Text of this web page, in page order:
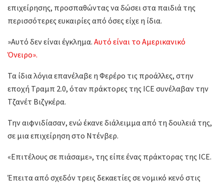
επιχείρησης, προσπαθώντας να δώσει στα παιδιά της
περισσότερες ευκαιρίες από όσες είχε η ίδια.
»Αυτό δεν είναι έγκλημα. Αυτό είναι το Αμερικανικό
Όνειρο».
Τα ίδια λόγια επανέλαβε η Φερέρο τις προάλλες, στην
εποχή Τραμπ 2.0, όταν πράκτορες της ICE συνέλαβαν την
Τζανέτ Βιζγκέρα.
Την αιφνιδίασαν, ενώ έκανε διάλειμμα από τη δουλειά της,
σε μια επιχείρηση στο Ντένβερ.
«Επιτέλους σε πιάσαμε», της είπε ένας πράκτορας της ICE.
Έπειτα από σχεδόν τρεις δεκαετίες σε νομικό κενό στις